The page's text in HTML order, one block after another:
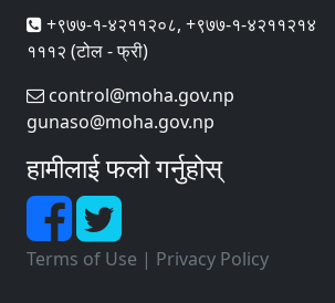
+९७७-१-४२११२०८, +९७७-१-४२११२१४
१११२ (टोल - फ्री)
control@moha.gov.np
gunaso@moha.gov.np
हामीलाई फलो गर्नुहोस्
Terms of Use | Privacy Policy